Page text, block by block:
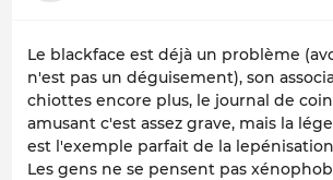
Le blackface est déjà un problème
n'est pas un déguisement), son
chiottes encore plus, le journal de
amusant c'est assez grave, mais la
est l'exemple parfait de la
Les gens ne se pensent pas